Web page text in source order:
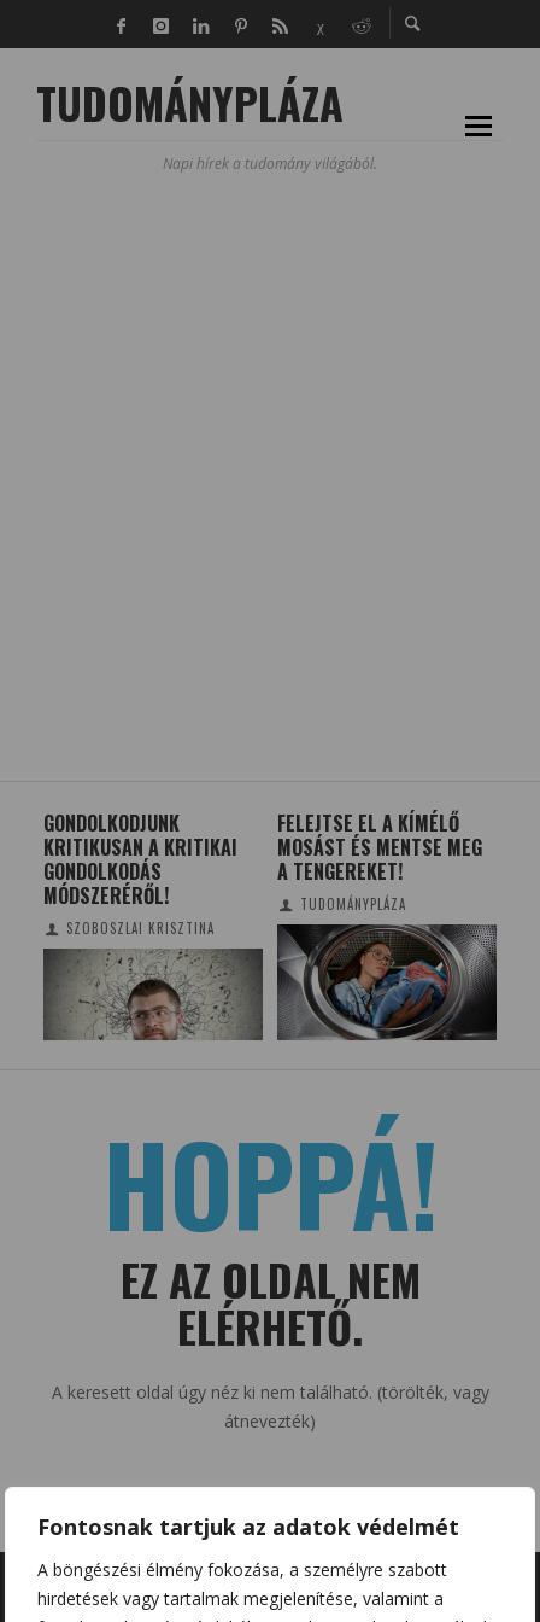
Fontosnak tartjuk az adatok védelmét
A böngészési élmény fokozása, a személyre szabott
hirdetések vagy tartalmak megjelenítése, valamint a
TUDOMÁNYPLÁZA
Napi hírek a tudomány világából.
GONDOLKODJUNK
KRITIKUSAN A KRITIKAI
GONDOLKODÁS
MÓDSZERÉRŐL!
SZOBOSZLAI KRISZTINA
FELEJTSE EL A KÍMÉLŐ
MOSÁST ÉS MENTSE MEG
A TENGEREKET!
TUDOMÁNYPLÁZA
HOPPÁ!
EZ AZ OLDAL NEM
ELÉRHETŐ.
A keresett oldal úgy néz ki nem található. (törölték, vagy
átnevezték)